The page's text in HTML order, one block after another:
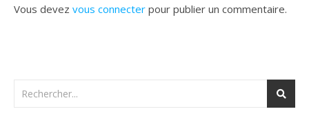
Vous devez vous connecter pour publier un commentaire.